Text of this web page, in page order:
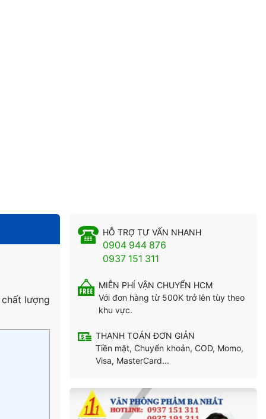
lượng
HỖ TRỢ TƯ VẤN NHANH
0904 944 876
0937 151 311
MIỄN PHÍ VẬN CHUYỂN HCM
Với đơn hàng từ 500K trở lên tùy theo
khu vực.
THANH TOÁN ĐƠN GIẢN
Tiền mặt, Chuyển khoản, COD, Momo,
Visa, MasterCard...